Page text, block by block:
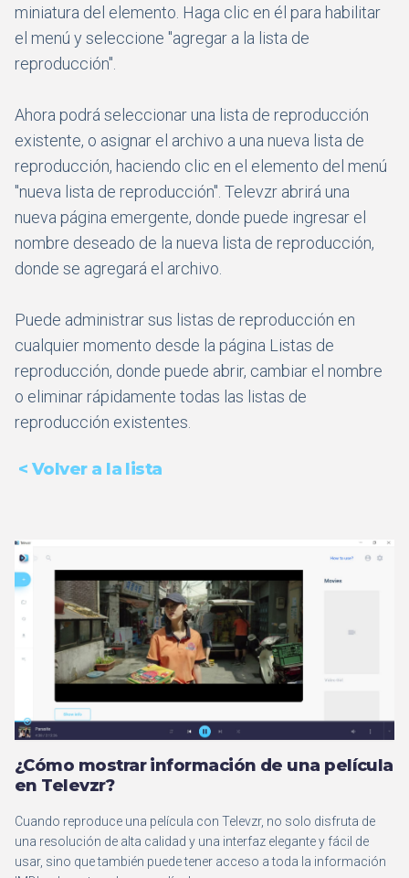
miniatura del elemento. Haga clic en él para habilitar
el menú y seleccione "agregar a la lista de
reproducción".
Ahora podrá seleccionar una lista de reproducción
existente, o asignar el archivo a una nueva lista de
reproducción, haciendo clic en el elemento del menú
"nueva lista de reproducción". Televzr abrirá una
nueva página emergente, donde puede ingresar el
nombre deseado de la nueva lista de reproducción,
donde se agregará el archivo.
Puede administrar sus listas de reproducción en
cualquier momento desde la página Listas de
reproducción, donde puede abrir, cambiar el nombre
o eliminar rápidamente todas las listas de
reproducción existentes.
< Volver a la lista
¿Cómo mostrar información de una película
en Televzr?
Cuando reproduce una película con Televzr, no solo disfruta de
una resolución de alta calidad y una interfaz elegante y fácil de
usar, sino que también puede tener acceso a toda la información